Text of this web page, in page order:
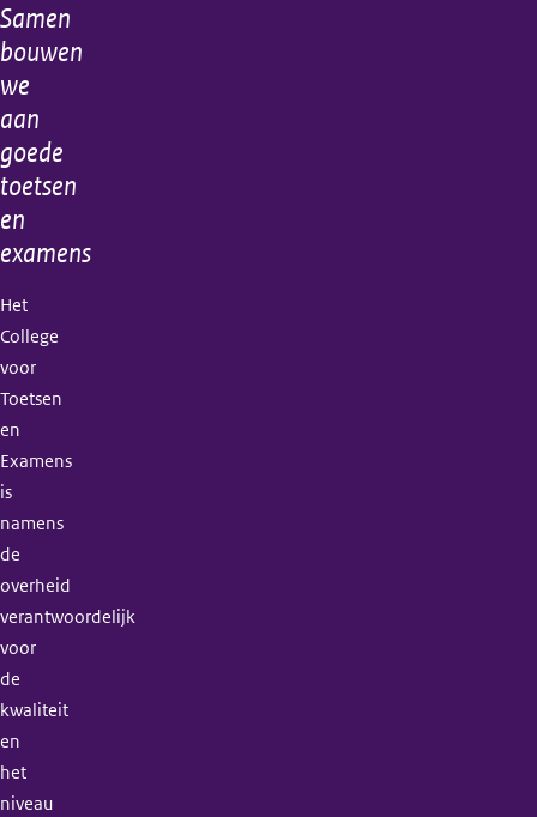
Algemene
informatie
Samen
bouwen
we
aan
goede
toetsen
en
examens
Het
College
voor
Toetsen
en
Examens
is
namens
de
overheid
verantwoordelijk
voor
de
kwaliteit
en
het
niveau